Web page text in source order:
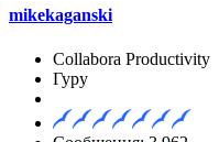
mikekaganski
Collabora Productivity
Гуру